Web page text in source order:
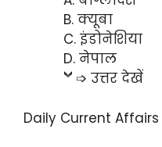
B. क्यूबा
C. इंडोनेशिया
D. नेपाल
➩ उत्तर देखें
Daily Current Affairs